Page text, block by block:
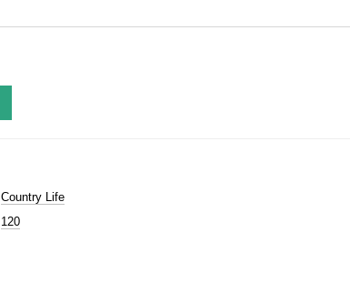
Country Life
120